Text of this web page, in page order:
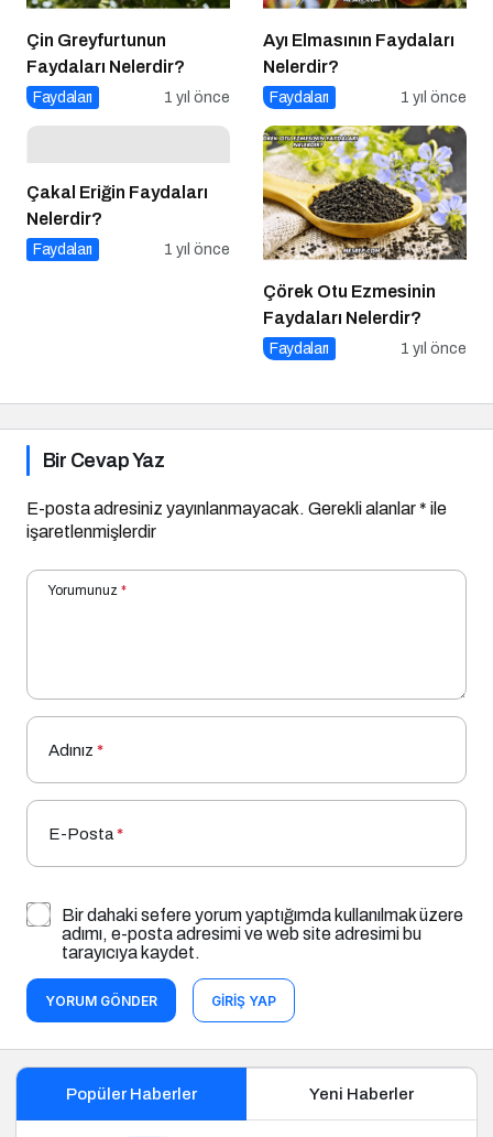
Çin Greyfurtunun
Faydaları Nelerdir?
Faydaları 1 yıl önce
Ayı Elmasının Faydaları
Nelerdir?
Faydaları 1 yıl önce
Çakal Eriğin Faydaları
Nelerdir?
Faydaları 1 yıl önce
Çörek Otu Ezmesinin
Faydaları Nelerdir?
Faydaları 1 yıl önce
Bir Cevap Yaz
E-posta adresiniz yayınlanmayacak. Gerekli alanlar* ile
işaretlenmişlerdir
Yorumunuz *
Adınız *
E-Posta*
Bir dahaki sefere yorum yaptığımda kullanılmak üzere
adımı, e-posta adresimi ve web site adresimi bu
tarayıcıya kaydet.
YORUM GÖNDER GIRIŞ YAP
Popüler Haberler Yeni Haberler